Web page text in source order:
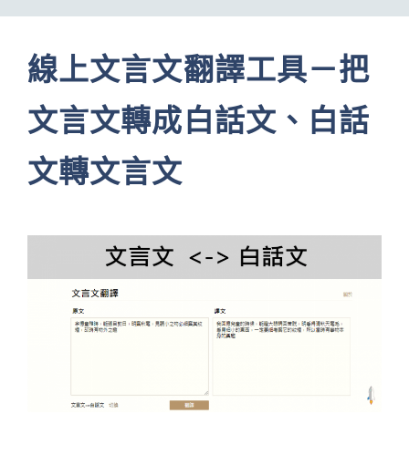
線上文言文翻譯工具－把
文言文轉成白話文、白話
文轉文言文